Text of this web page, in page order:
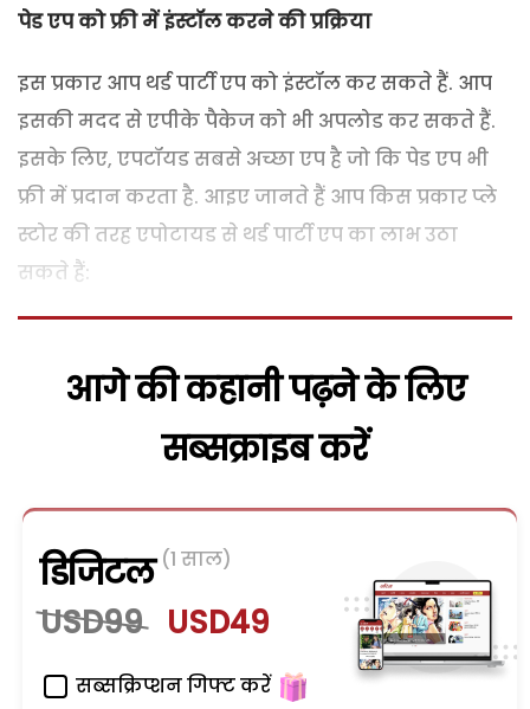
पेड एप को फ्री में इंस्‍टॉल करने की प्रक्रिया
इस प्रकार आप थर्ड पार्टी एप को इंस्‍टॉल कर सकते हैं. आप
इसकी मदद से एपीके पैकेज को भी अपलोड कर सकते हैं.
इसके लिए, एपटॉयड सबसे अच्‍छा एप है जो कि पेड एप भी
फ्री में प्रदान करता है. आइए जानते हैं आप किस प्रकार प्‍ले
स्‍टोर की तरह एपोटायड से थर्ड पार्टी एप का लाभ उठा
सकते हैं:
आगे की कहानी पढ़ने के लिए
सब्सक्राइब करें
डिजिटल (1 साल)
USD99 USD49
सब्सक्रिप्शन गिफ्ट करें